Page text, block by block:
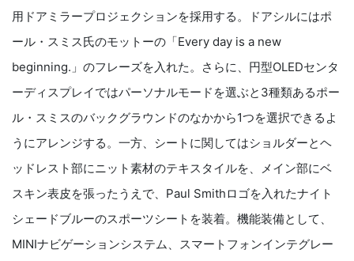
用ドアミラープロジェクションを採用する。ドアシルにはポ
ール・スミス氏のモットーの「Every day is a new
beginning.」のフレーズを入れた。さらに、円型OLEDセンタ
ーディスプレイではパーソナルモードを選ぶと3種類あるポー
ル・スミスのバックグラウンドのなかから1つを選択できるよ
うにアレンジする。一方、シートに関してはショルダーとヘ
ッドレスト部にニット素材のテキスタイルを、メイン部にベ
スキン表皮を張ったうえで、Paul Smithロゴを入れたナイト
シェードブルーのスポーツシートを装着。機能装備として、
MINIナビゲーションシステム、スマートフォンインテグレー